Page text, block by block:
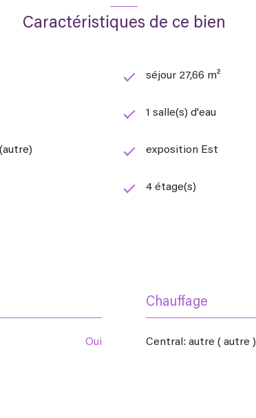
Caractéristiques de ce bien
séjour 27,66 m²
1 salle(s) d'eau
exposition Est
4 étage(s)
oui
Chauffage
central: autre ( autre )